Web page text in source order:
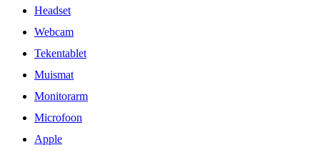
Headset
Webcam
Tekentablet
Muismat
Monitorarm
Microfoon
Apple